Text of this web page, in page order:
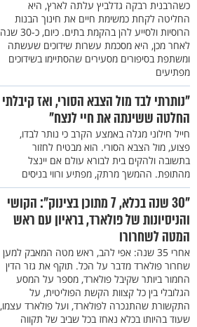
כשהרבנית רבקה גדלביץ עלתה לארץ, היא
החליטה לקחת כמשימת חיים את חינוך הבנות
הרוסיות ולסייע להן בהקמת בתים. כיום, כ-30 שנה
לאחר מכן, היא מסכמת עשרות שידוכים שעשתה
ומשתפת בסיפורים מסעירים שהסתיימו בשידוכים
מפתיעים
"נותרתי לבד מול הצבא הסורי, ואז קיבלתי
החלטה ששינתה את חיי לנצח"
חייל חילוני מגלה באמצע הקרב כי נותר לבדו,
פצוע, מול הצבא הסורי. הוא מבטיח לחזור
בתשובה ולהקים בית לבורא עולם אם יינצל
מהתופת. ההמשך מרתק, מפתיע ורווי בניסים
"30 שנה בכלא, 7 מתוכן בצינוק": הקושי
והניסיונות של פולארד, בראיון עם ראש
המטה לשחרורו
אחרי 35 שנה: אפי להב, ראש מטה המאבק למען
שחרור פולארד מדבר על הכל. תוקף את גזר הדין
החמור ביותר שקיבל פולארד, מספר על המסע
הגלובלי בין כל קצוות הקשת הפוליטית, על
התקשורת שהתנכרה לפולארד, ועל פולארד עצמו,
שעוד בהיותו בכלא נאחז בכל שביב של תקווה